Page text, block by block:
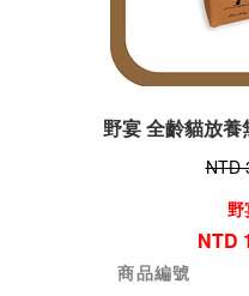
野宴 全齡貓放
NTD
野
NTD
商品編號